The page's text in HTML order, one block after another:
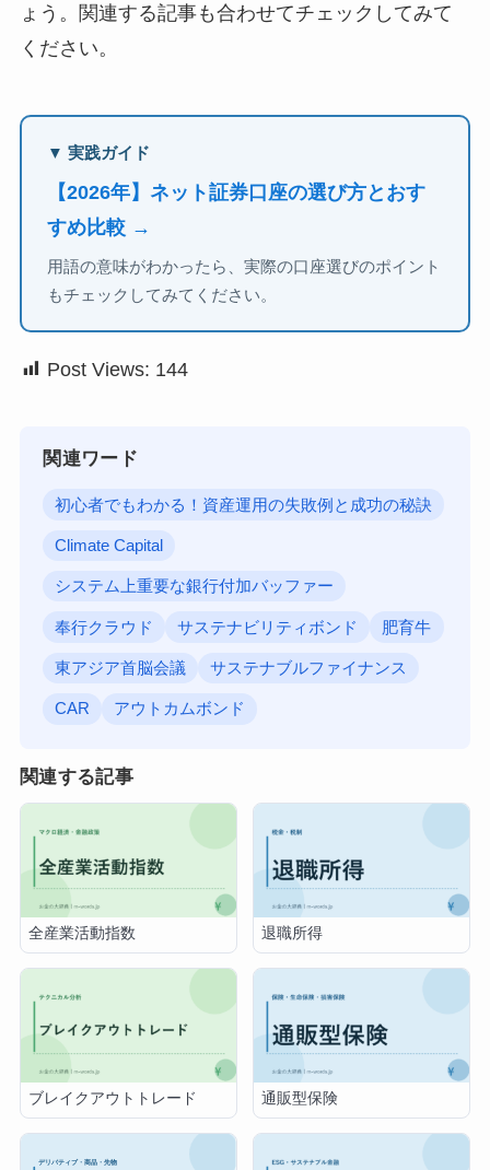
ょう。関連する記事も合わせてチェックしてみて
ください。
▼ 実践ガイド
【2026年】ネット証券口座の選び方とおす
すめ比較 →
用語の意味がわかったら、実際の口座選びのポイント
もチェックしてみてください。
Post Views: 144
関連ワード
初心者でもわかる！資産運用の失敗例と成功の秘訣
Climate Capital
システム上重要な銀行付加バッファー
奉行クラウド サステナビリティボンド 肥育牛
東アジア首脳会議 サステナブルファイナンス
CAR アウトカムボンド
関連する記事
全産業活動指数 退職所得
ブレイクアウトトレード 通販型保険